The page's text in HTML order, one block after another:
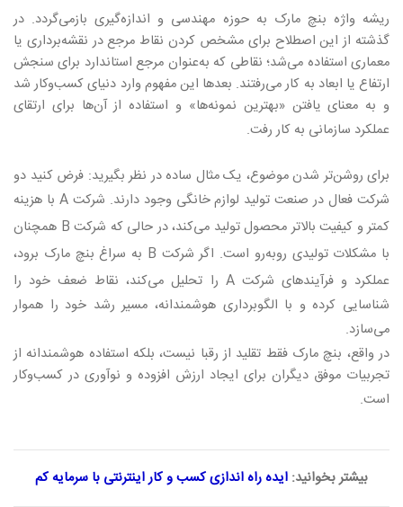
ریشه واژه بنچ مارک به حوزه مهندسی و اندازه‌گیری بازمی‌گردد. در
گذشته از این اصطلاح برای مشخص کردن نقاط مرجع در نقشه‌برداری یا
معماری استفاده می‌شد؛ نقاطی که به‌عنوان مرجع استاندارد برای سنجش
ارتفاع یا ابعاد به کار می‌رفتند. بعدها این مفهوم وارد دنیای کسب‌وکار شد
و به معنای یافتن «بهترین نمونه‌ها» و استفاده از آن‌ها برای ارتقای
عملکرد سازمانی به کار رفت.
برای روشن‌تر شدن موضوع، یک مثال ساده در نظر بگیرید: فرض کنید دو
شرکت فعال در صنعت تولید لوازم خانگی وجود دارند. شرکت A
با هزینه
کمتر و کیفیت بالاتر محصول تولید می‌کند، در حالی که شرکت
همچنان
با مشکلات تولیدی روبه‌رو است. اگر شرکت
به سراغ بنچ مارک برود،
عملکرد و فرآیندهای شرکت A
را تحلیل می‌کند، نقاط ضعف خود را
شناسایی کرده و با الگوبرداری هوشمندانه، مسیر رشد خود را هموار
می‌سازد.
در واقع، بنچ مارک فقط تقلید از رقبا نیست، بلکه استفاده هوشمندانه از
تجربیات موفق دیگران برای ایجاد ارزش افزوده و نوآوری در کسب‌وکار
است.
بیشتر بخوانید: ایده راه اندازی کسب و کار اینترنتی با سرمایه کم